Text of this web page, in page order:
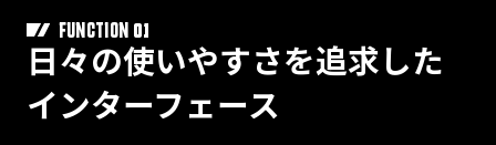
FUNCTION 01
日々の使いやすさを追求した
インターフェース